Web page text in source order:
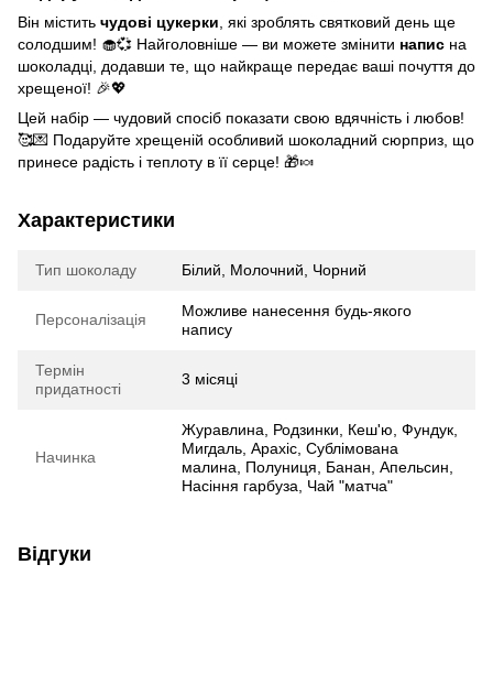
Він містить чудові цукерки , які зроблять святковий день ще
солодшим! 🧁💞 Найголовніше — ви можете змінити напис на
шоколадці, додавши те, що найкраще передає ваші почуття до
хрещеної! 🎉💖
Цей набір — чудовий спосіб показати свою вдячність і любов!
🥰💌 Подаруйте хрещеній особливий шоколадний сюрприз, що
принесе радість і теплоту в її серце! 🎁🍬
Характеристики
Тип шоколаду Білий, Молочний, Чорний
Персоналізація
Можливе нанесення будь-якого
напису
Термін
придатності
3 місяці
Начинка
Журавлина, Родзинки, Кеш'ю, Фундук,
Мигдаль, Арахіс, Сублімована
малина, Полуниця, Банан, Апельсин,
Насіння гарбуза, Чай "матча"
Відгуки